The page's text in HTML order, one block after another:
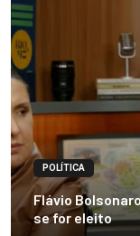
POLÍTICA
Flávio
se for eleito